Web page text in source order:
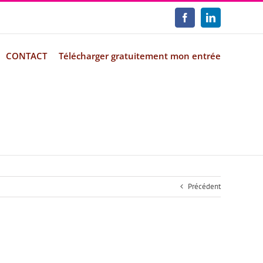
FacebookLinkedIn
CONTACT Télécharger gratuitement mon entrée
Précédent